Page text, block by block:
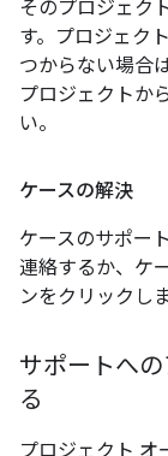
そのプロジェク
す。プロジェク
つからない場合
プロジェクトか
い。
ケースの解決
ケースのサポー
連絡するか、ケ
ンをクリックしま
サポートへ
る
プロジェクト オ